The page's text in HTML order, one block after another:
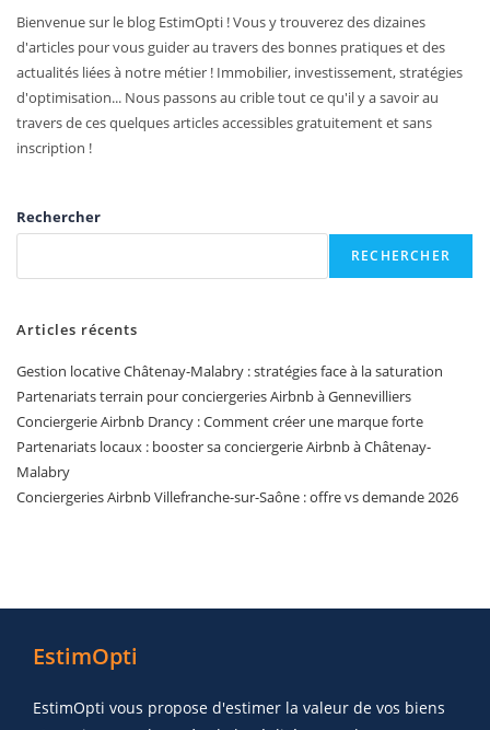
Bienvenue sur le blog EstimOpti ! Vous y trouverez des dizaines
d'articles pour vous guider au travers des bonnes pratiques et des
actualités liées à notre métier ! Immobilier, investissement, stratégies
d'optimisation... Nous passons au crible tout ce qu'il y a savoir au
travers de ces quelques articles accessibles gratuitement et sans
inscription !
Rechercher
RECHERCHER
Articles récents
Gestion locative Châtenay-Malabry : stratégies face à la saturation
Partenariats terrain pour conciergeries Airbnb à Gennevilliers
Conciergerie Airbnb Drancy : Comment créer une marque forte
Partenariats locaux : booster sa conciergerie Airbnb à Châtenay-
Malabry
Conciergeries Airbnb Villefranche-sur-Saône : offre vs demande 2026
EstimOpti
EstimOpti vous propose d'estimer la valeur de vos biens